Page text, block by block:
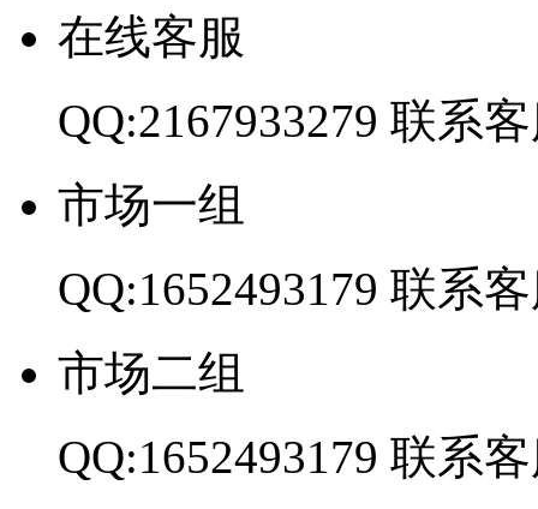
在线客服
QQ:2167933279 联系
市场一组
QQ:1652493179 联系
市场二组
QQ:1652493179 联系